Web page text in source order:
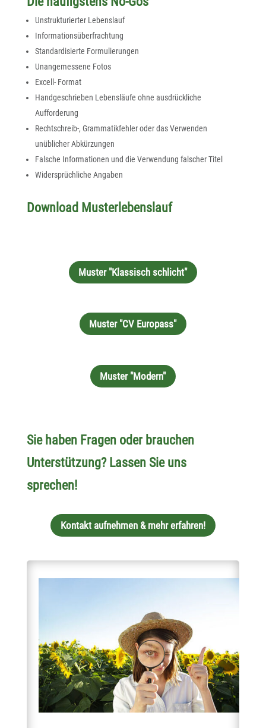
Unstrukturierter Lebenslauf
Informationsüberfrachtung
Standardisierte Formulierungen
Unangemessene Fotos
Excell- Format
Handgeschrieben Lebensläufe ohne ausdrückliche
Aufforderung
Rechtschreib-, Grammatikfehler oder das Verwenden
unüblicher Abkürzungen
Falsche Informationen und die Verwendung falscher Titel
Widersprüchliche Angaben
Download Musterlebenslauf
Muster "Klassisch schlicht"
Muster "CV Europass"
Muster "Modern"
Sie haben Fragen oder brauchen
Unterstützung? Lassen Sie uns
sprechen!
Kontakt aufnehmen & mehr erfahren!